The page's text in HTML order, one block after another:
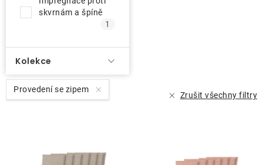
skvrnám a špíně
1
Kolekce
Provedení se zipem
Zrušit všechny filtry